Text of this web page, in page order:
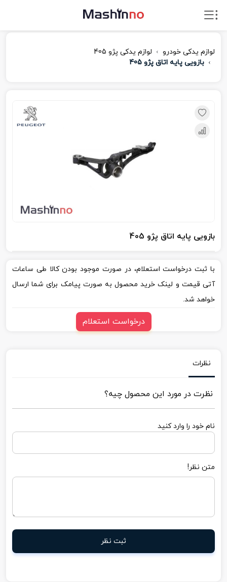
لوازم یدکی خودرو
لوازم یدکی پژو 405
بازویی پایه اتاق پژو 405
بازویی پایه اتاق پژو 405
با ثبت درخواست استعلام، در صورت موجود بودن کالا طی ساعات
آتی قیمت و لینک خرید محصول به صورت پیامک برای شما ارسال
خواهد شد.
درخواست استعلام
نظرات
نظرت در مورد این محصول چیه؟
نام خود را وارد کنید
متن نظر!
ثبت نظر